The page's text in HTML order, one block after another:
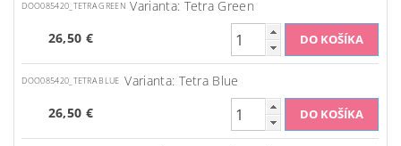
DOO085420_TETRA GREEN Varianta: Tetra Green
26,50 €
DOO085420_TETRA BLUE Varianta: Tetra Blue
26,50 €